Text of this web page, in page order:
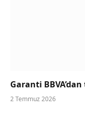
Garanti
2 Temmuz 2026